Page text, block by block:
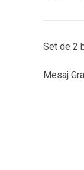
Set de 2
Mesaj